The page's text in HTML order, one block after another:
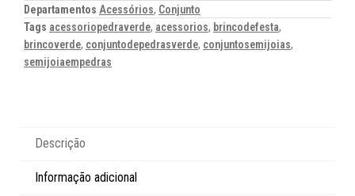
Departamentos Acessórios, Conjunto
Tags acessoriopedraverde, acessorios, brincodefesta,
brincoverde, conjuntodepedrasverde, conjuntosemijoias,
semijoiaempedras
Descrição
Informação adicional